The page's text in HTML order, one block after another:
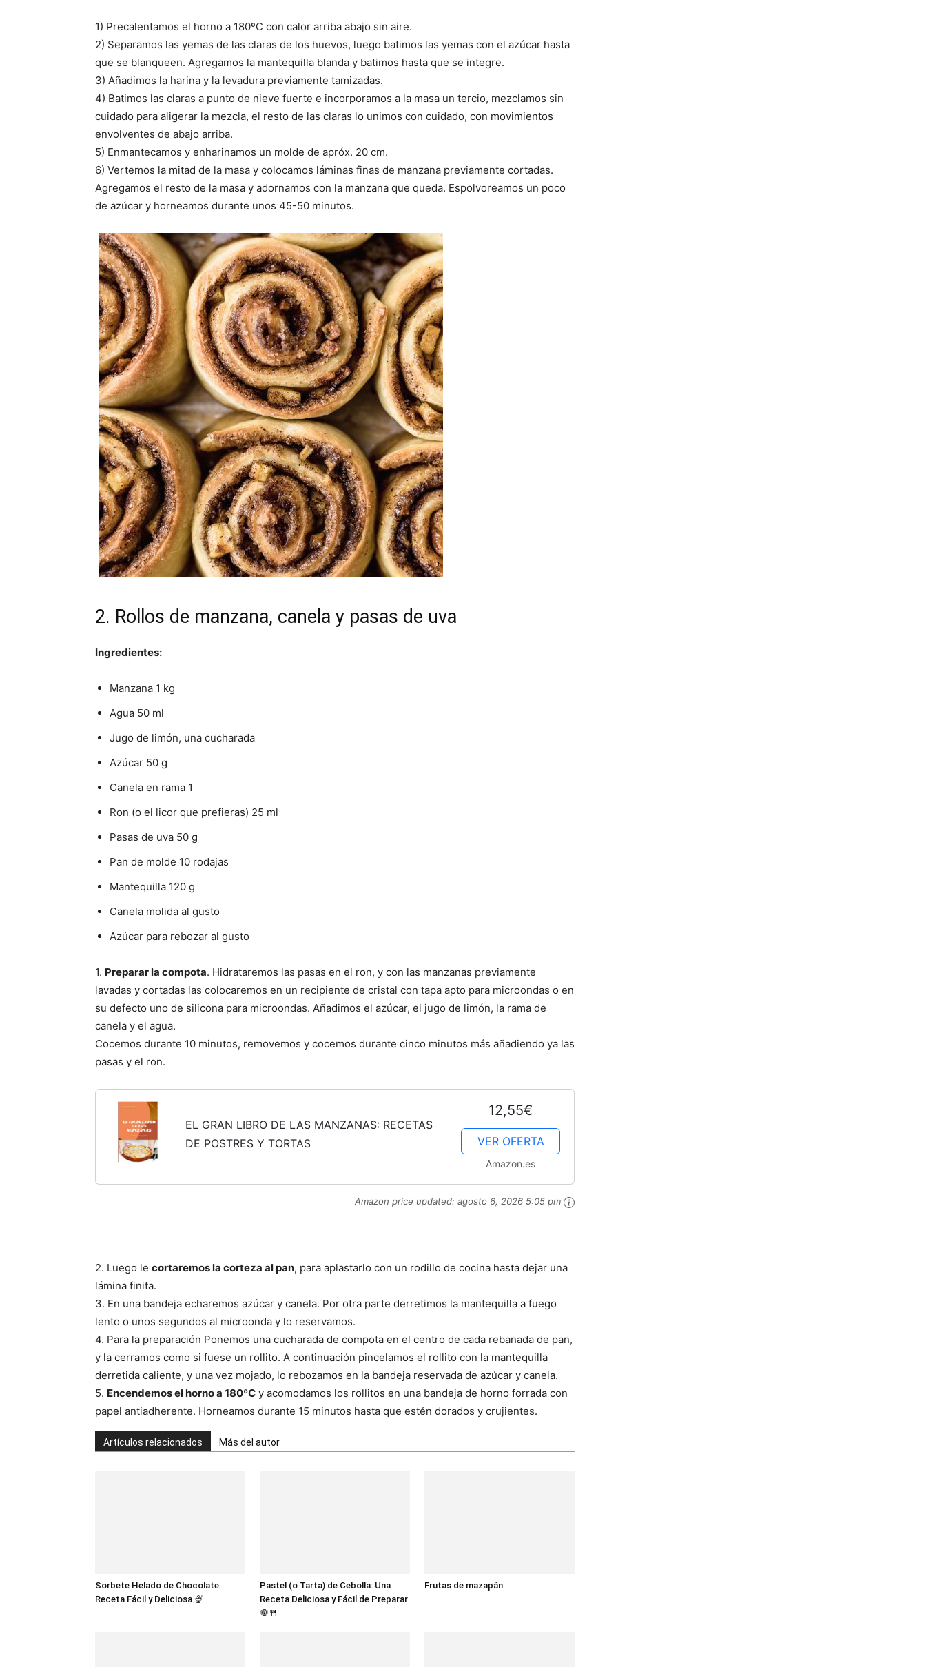
Recetas
1) Precalentamos el horno a 180ºC con calor arriba abajo sin aire.
2) Separamos las yemas de las claras de los huevos, luego batimos las yemas con el azúcar hasta
que se blanqueen. Agregamos la mantequilla blanda y batimos hasta que se integre.
3) Añadimos la harina y la levadura previamente tamizadas.
4) Batimos las claras a punto de nieve fuerte e incorporamos a la masa un tercio, mezclamos sin
cuidado para aligerar la mezcla, el resto de las claras lo unimos con cuidado, con movimientos
envolventes de abajo arriba.
5) Enmantecamos y enharinamos un molde de apróx. 20 cm.
6) Vertemos la mitad de la masa y colocamos láminas finas de manzana previamente cortadas.
Agregamos el resto de la masa y adornamos con la manzana que queda. Espolvoreamos un poco
de azúcar y horneamos durante unos 45-50 minutos.
2. Rollos de manzana, canela y pasas de uva
Ingredientes:
Manzana 1 kg
Agua 50 ml
Jugo de limón, una cucharada
Azúcar 50 g
Canela en rama 1
Ron (o el licor que prefieras) 25 ml
Pasas de uva 50 g
Pan de molde 10 rodajas
Mantequilla 120 g
Canela molida al gusto
Azúcar para rebozar al gusto
1. Preparar la compota. Hidrataremos las pasas en el ron, y con las manzanas previamente
lavadas y cortadas las colocaremos en un recipiente de cristal con tapa apto para microondas o en
su defecto uno de silicona para microondas. Añadimos el azúcar, el jugo de limón, la rama de
canela y el agua.
Cocemos durante 10 minutos, removemos y cocemos durante cinco minutos más añadiendo ya las
pasas y el ron.
EL GRAN LIBRO DE LAS MANZANAS: RECETAS
DE POSTRES Y TORTAS
12,55€
VER OFERTA
Amazon.es
Amazon price updated: agosto 6, 2026 5:05 pm
2. Luego le cortaremos la corteza al pan, para aplastarlo con un rodillo de cocina hasta dejar una
lámina finita.
3. En una bandeja echaremos azúcar y canela. Por otra parte derretimos la mantequilla a fuego
lento o unos segundos al microonda y lo reservamos.
4. Para la preparación Ponemos una cucharada de compota en el centro de cada rebanada de pan,
y la cerramos como si fuese un rollito. A continuación pincelamos el rollito con la mantequilla
derretida caliente, y una vez mojado, lo rebozamos en la bandeja reservada de azúcar y canela.
5. Encendemos el horno a 180ºC y acomodamos los rollitos en una bandeja de horno forrada con
papel antiadherente. Horneamos durante 15 minutos hasta que estén dorados y crujientes.
Artículos relacionados Más del autor
Sorbete Helado de Chocolate:
Receta Fácil y Deliciosa 🍨
Pastel (o Tarta) de Cebolla: Una
Receta Deliciosa y Fácil de Preparar
🧅🍴
Frutas de mazapán